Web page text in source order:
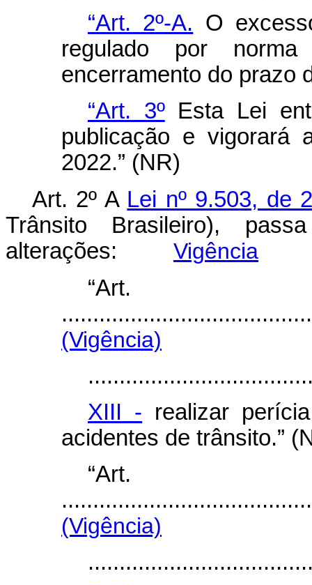
“Art. 2º-A. O
regulado por
encerramento do prazo
“Art. 3ºEsta Lei
publicação e vigorará
2022.” (NR)
Art. 2º A Lei nº 9.503, de
Trânsito Brasileiro),
alterações: Vigência
(Vigência)
XIII - realizar
acidentes de trânsito.”
(Vigência)